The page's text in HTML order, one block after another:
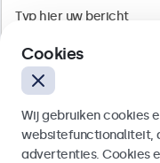
4.8/
Nederlands
Cookies
Wij gebruiken cookies
websitefunctionaliteit,
advertenties. Cookies